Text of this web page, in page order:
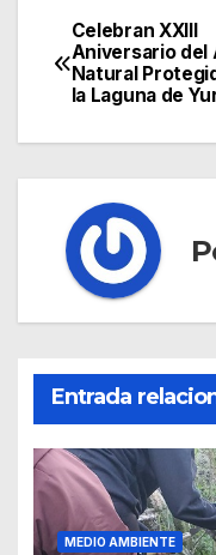
Celebran XXIII
Aniversario del
Natural
la Laguna de
Entrada
MEDIO AMBIENTE